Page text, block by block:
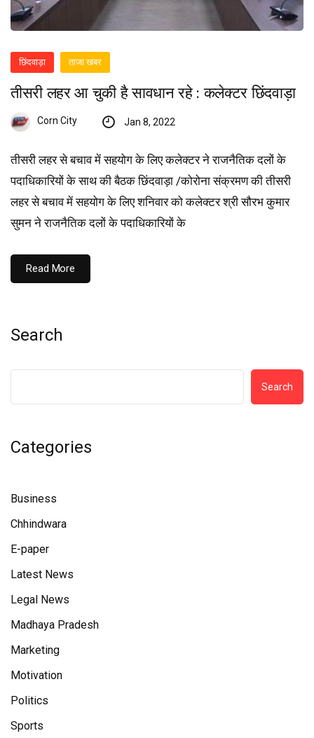
छिंदवाड़ा ताजा खबर
तीसरी लहर आ चुकी है सावधान रहे : कलेक्टर छिंदवाड़ा
Corn City Jan 8, 2022
तीसरी लहर से बचाव में सहयोग के लिए कलेक्टर ने राजनैतिक दलों के
पदाधिकारियों के साथ की बैठक छिंदवाड़ा /कोरोना संक्रमण की तीसरी
लहर से बचाव में सहयोग के लिए शनिवार को कलेक्टर श्री सौरभ कुमार
सुमन ने राजनैतिक दलों के पदाधिकारियों के
Read More
Search
Search
Categories
Business
Chhindwara
E-paper
Latest News
Legal News
Madhaya Pradesh
Marketing
Motivation
Politics
Sports